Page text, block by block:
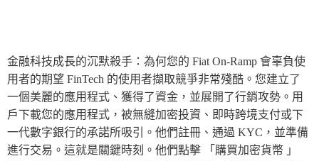
金融科技成長的沉默殺手：為何您的 Fiat On-Ramp 會辜負使
用者的期望 FinTech 的使用者擷取競爭非常殘酷。您建立了
一個美麗的應用程式、獲得了資金，並展開了行銷攻勢。用
戶下載您的應用程式，被無縫加密投資、即時跨境支付或下
一代數字銀行的承諾所吸引。他們註冊、通過 KYC，並準備
進行交易。這就是關鍵時刻。他們點擊 「購買加密貨幣 」